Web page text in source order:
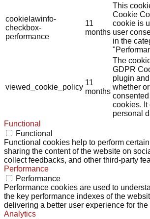
cookielawinfo-
checkbox-
performance
11
months
This
Cookie
cookie is
user
in the
viewed_cookie_policy
11
months
The
GDPR
plugin
whether
cookies. It
personal
Functional
Functional
Functional cookies help to perform
sharing the content of the website on
collect feedbacks, and other third-party
Performance
Performance
Performance cookies are used to
the key performance indexes of the
delivering a better user experience for the
Analytics